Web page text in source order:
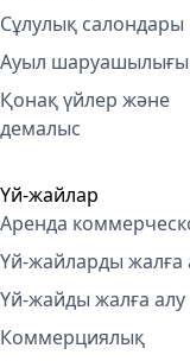
Сұлулық салондары
Ауыл шаруашылығы
Қонақ үйлер және
демалыс
Үй-жайлар
Аренда
Үй-жайларды жалға
Үй-жайды жалға алу
Коммерциялық